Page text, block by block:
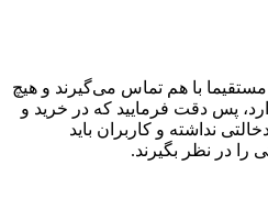
با هم تماس می‌گیرند و هیچ
دقت فرمایید که در خرید و
و کاربران باید
نظر بگیرند.